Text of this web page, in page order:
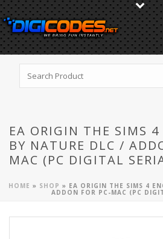
EA ORIGIN THE SIMS 4
BY NATURE DLC /
MAC (PC DIGITAL
HOME » SHOP » EA ORIGIN THE SIMS 4
ADDON FOR PC-MAC (PC